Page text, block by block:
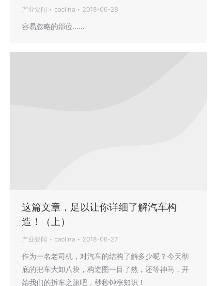
产业要闻 caolina 2018-06-28
容易忽略的部位……
这篇文章，足以让你详细了解汽车构
造！（上）
产业要闻 caolina 2018-06-27
作为一名老司机，对汽车的结构了解多少呢？今天彻
底的把车大卸八块，构造图一目了然，还等神马，开
始我们的拆车之旅吧，秒秒钟涨知识！